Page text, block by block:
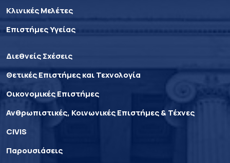
Κλινικές Μελέτες
Επιστήμες Υγείας
Διεθνείς Σχέσεις
Θετικές Επιστήμες και Τεχνολογία
Οικονομικές Επιστήμες
Ανθρωπιστικές, Κοινωνικές Επιστήμες & Τέχνες
CIVIS
Παρουσιάσεις